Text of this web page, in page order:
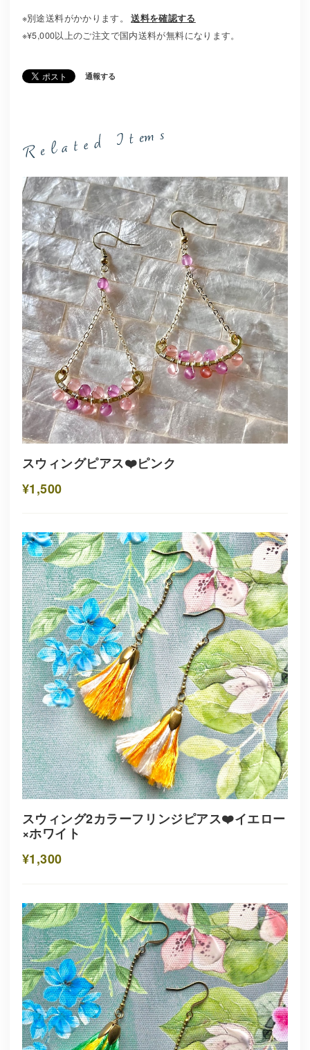
※別途送料がかかります。
送料を確認する
※¥5,000以上のご注文で国内送料が無料になります。
通報する
スウィングピアス❤️ピンク
¥1,500
スウィング2カラーフリンジピアス❤️イエロー
×ホワイト
¥1,300